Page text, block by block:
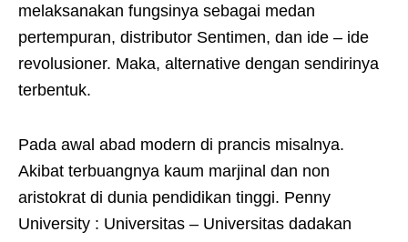
melaksanakan fungsinya sebagai medan
pertempuran, distributor Sentimen, dan ide – ide
revolusioner. Maka, alternative dengan sendirinya
terbentuk.
Pada awal abad modern di prancis misalnya.
Akibat terbuangnya kaum marjinal dan non
aristokrat di dunia pendidikan tinggi. Penny
University : Universitas – Universitas dadakan